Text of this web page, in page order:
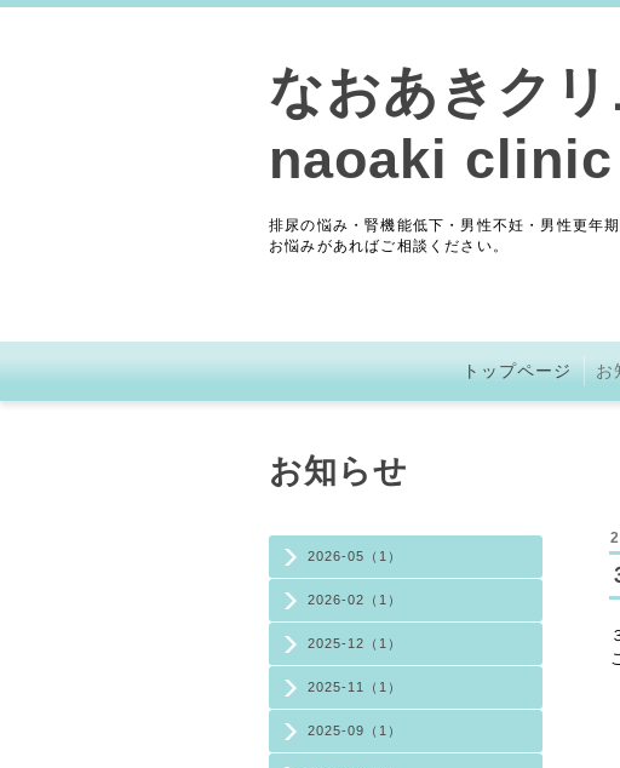
なおあきク
naoaki
排尿の悩み・腎機能低下・男性不妊・男性更年
お悩みがあればご相談ください。
トップページ お
2026-05（1）
2026-02（1）
2025-12（1）
2025-11（1）
2025-09（1）
お知らせ